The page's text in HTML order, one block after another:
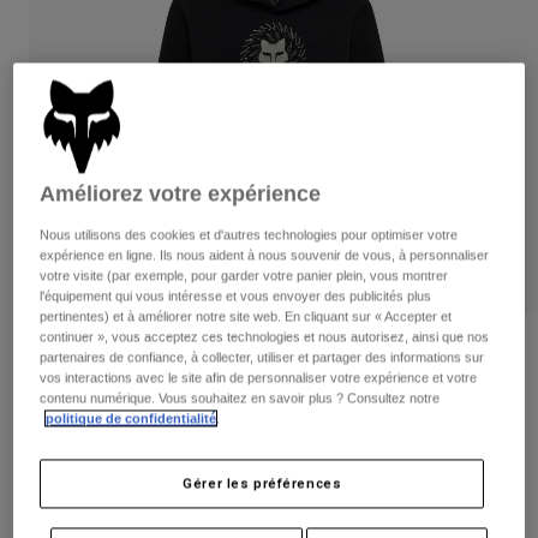
Pantalons
Shorts
Gants
Protections
Masques
Chaussettes
Accessoires
Pantalons
Gants
Vestes
Protections
Masques
Chaussettes
Sacs et accessoires
Pièces de rechange
Voir tout
Femme
T-shirts et tops
Sweats et Pulls
Vestes
Pantalons
Chemises
Voir tout
Enfants
Masques
Chaussettes
Voir tout
Moto
Casques
Maillots
Pantalons
Bottes
Masques
Sweat à capuche Kairos Junior
Article n°36545
Price reduced from
59,99 €to35,99 € 40% OFF
Améliorez votre expérience
Nous utilisons des cookies et d'autres technologies pour optimiser votre
expérience en ligne. Ils nous aident à nous souvenir de vous, à personnaliser
votre visite (par exemple, pour garder votre panier plein, vous montrer
l'équipement qui vous intéresse et vous envoyer des publicités plus
pertinentes) et à améliorer notre site web. En cliquant sur « Accepter et
continuer », vous acceptez ces technologies et nous autorisez, ainsi que nos
partenaires de confiance, à collecter, utiliser et partager des informations sur
vos interactions avec le site afin de personnaliser votre expérience et votre
contenu numérique. Vous souhaitez en savoir plus ? Consultez notre
politique de confidentialité
Gérer les préférences